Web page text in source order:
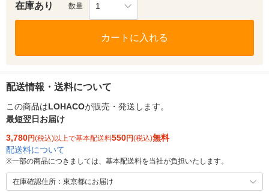
在庫あり 数量 1
カートに入れる
配送情報・送料について
この商品はLOHACOが販売・発送します。
最短翌日お届け
3,780円(税込)以上で基本配送料550円(税込)無料
配送料について
※一部の商品につきましては、基本配送料を当社が負担いたします。
在庫確認住所：東京都にお届け